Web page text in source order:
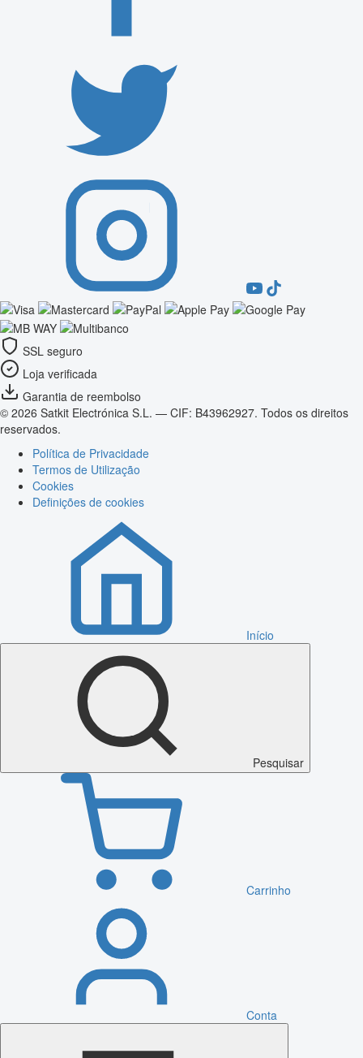
SSL seguro
Loja verificada
Garantia de reembolso
© 2026 Satkit Electrónica S.L. — CIF: B43962927. Todos os direitos
reservados.
Política de Privacidade
Termos de Utilização
Cookies
Definições de cookies
Início
Pesquisar
Carrinho
Conta